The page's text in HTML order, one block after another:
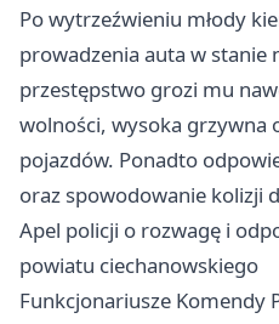
Po wytrzeźwieniu młody
prowadzenia auta w stanie
przestępstwo grozi mu
wolności, wysoka grzywna
pojazdów. Ponadto
oraz spowodowanie kolizji
Apel policji o rozwagę i
powiatu ciechanowskiego
Funkcjonariusze Komendy